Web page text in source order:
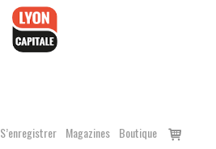
S’enregistrer Magazines Boutique
Voir